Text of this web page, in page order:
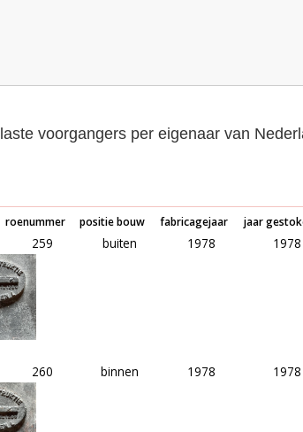
voorgangers per eigenaar van
roenummer positie bouw fabricagejaar jaar
259 buiten 1978 1978
260 binnen 1978 1978